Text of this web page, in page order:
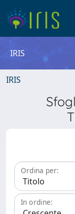
IRIS
IRIS
Ordina per:
In ordine: